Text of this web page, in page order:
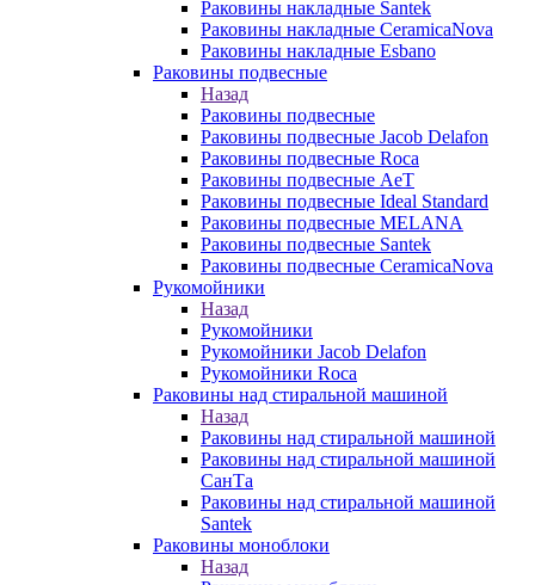
Раковины накладные Santek
Раковины накладные CeramicaNova
Раковины накладные Esbano
Раковины подвесные
Назад
Раковины подвесные
Раковины подвесные Jacob Delafon
Раковины подвесные Roca
Раковины подвесные AeT
Раковины подвесные Ideal Standard
Раковины подвесные MELANA
Раковины подвесные Santek
Раковины подвесные CeramicaNova
Рукомойники
Назад
Рукомойники
Рукомойники Jacob Delafon
Рукомойники Roca
Раковины над стиральной машиной
Назад
Раковины над стиральной машиной
Раковины над стиральной машиной
СанТа
Раковины над стиральной машиной
Santek
Раковины моноблоки
Назад